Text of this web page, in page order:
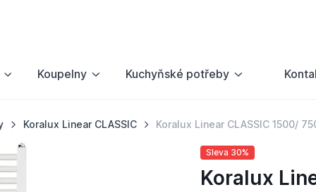
Koupelny Kuchyňské potřeby
Koralux Linear CLASSIC Koralux Linear CLASSIC 1500/
Sleva 30%
Koralux